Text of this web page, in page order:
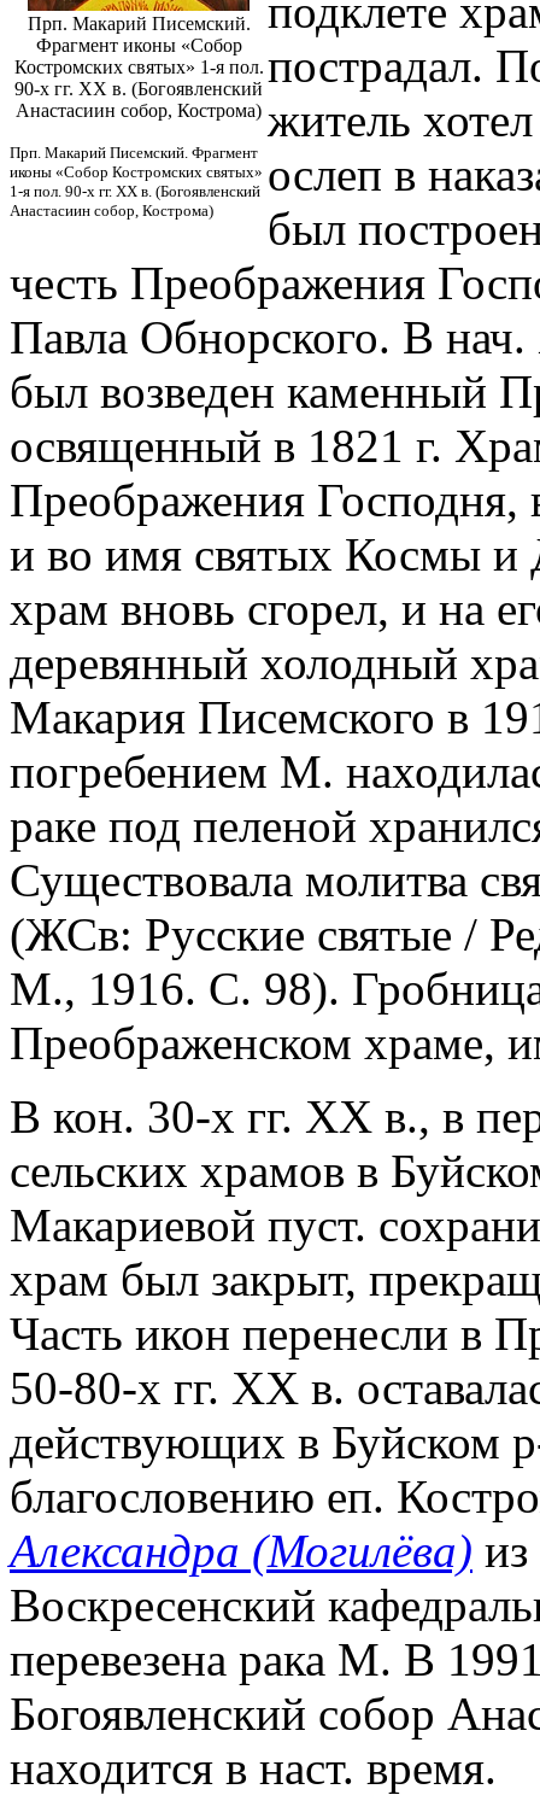
Прп. Макарий Писемский.
Фрагмент иконы «Собор
Костромских святых» 1-я пол.
90-х гг. ХХ в. (Богоявленский
Анастасиин собор, Кострома)
Прп. Макарий Писемский. Фрагмент
иконы «Собор Костромских святых»
1-я пол. 90-х гг. ХХ в. (Богоявленский
Анастасиин собор, Кострома)
подклете
пострадал.
житель
ослеп в
был
честь Преображения
Павла Обнорского. В
был возведен каменный
освященный в 1821 г.
Преображения Господня,
и во имя святых Космы и
храм вновь сгорел, и на
деревянный холодный
Макария Писемского в
погребением М.
раке под пеленой
Существовала молитва
(ЖСв: Русские святые /
М., 1916. С. 98).
Преображенском храме,
В кон. 30-х гг. XX в., в
сельских храмов в
Макариевой пуст.
храм был закрыт,
Часть икон перенесли в
50-80-х гг. XX в.
действующих в Буйском
благословению еп.
Александра (Могилёва)
Воскресенский
перевезена рака М. В
Богоявленский собор
находится в наст. время.